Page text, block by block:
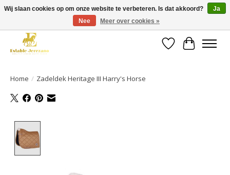
Gratis verzending vanaf €49 op een groot deel van ons assortiment
Verlanglijst
Home / Zadeldek Heritage III Harry's Horse
Wij slaan cookies op om onze website te verbeteren. Is dat akkoord?
Ja
Nee
Meer over cookies »